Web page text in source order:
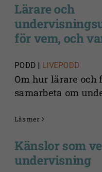
Lärare och
för vem, och
PODD | LIVEPODD
Om hur lärare och
samarbeta om
Läs mer
Känslor som
undervisning